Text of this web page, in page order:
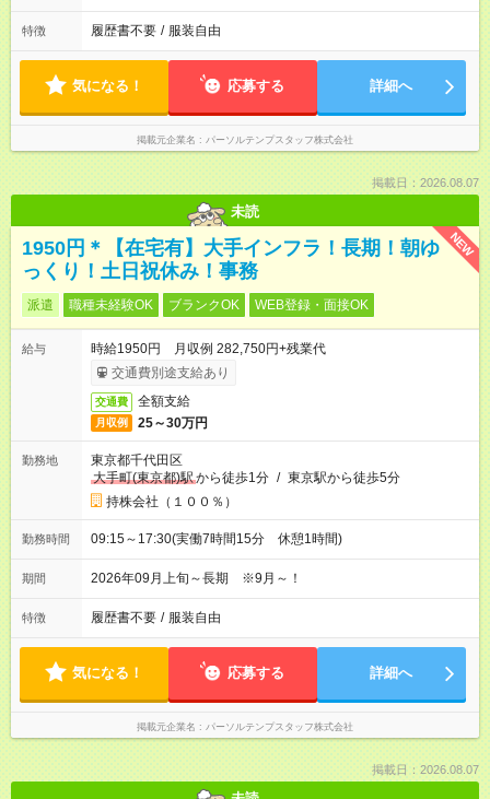
特徴 履歴書不要 / 服装自由
気になる！ 応募する 詳細へ
掲載元企業名 パーソルテンプスタッフ株式会社
掲載日：2026.08.07
未読
NEW
1950円＊【在宅有】大手インフラ！長期！朝ゆ
っくり！土日祝休み！事務
派遣 職種未経験OK ブランクOK WEB登録・面接OK
給与
時給1950円 月収例 282,750円+残業代
交通費別途支給あり
交通費 全額支給
月収例 25～30万円
勤務地
東京都千代田区
大手町(東京都)駅から徒歩1分 / 東京駅から徒歩5分
持株会社（１００％）
勤務時間 09:15～17:30(実働7時間15分 休憩1時間)
期間 2026年09月上旬～長期 ※9月～！
特徴 履歴書不要 / 服装自由
気になる！ 応募する 詳細へ
掲載元企業名 パーソルテンプスタッフ株式会社
掲載日：2026.08.07